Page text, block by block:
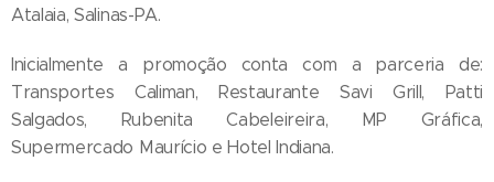
Atalaia, Salinas-PA.
Inicialmente a promoção conta com a parceria de:
Transportes Caliman, Restaurante Savi Grill, Patti
Salgados, Rubenita Cabeleireira, MP Gráfica,
Supermercado Maurício e Hotel Indiana.